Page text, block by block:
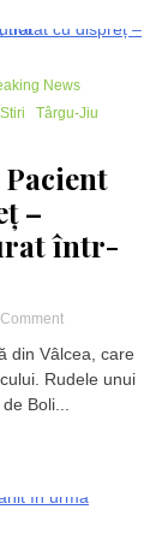
au
căzut
în
se
întâmplă
de
5
ani
News
Stiri
Târgu-Jiu
–
într-
on
la
Spitalul
din Vâlcea, care
Rudele unui
Boli...